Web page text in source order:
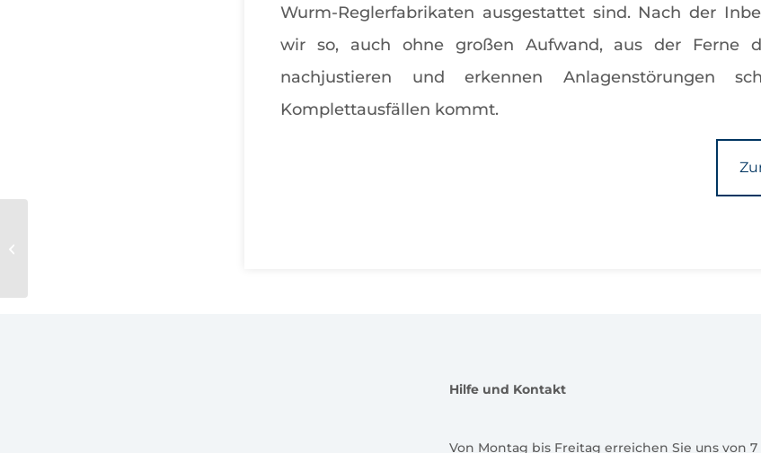
Wurm-Reglerfabrikaten ausgestattet sind. Nach der
wir so, auch ohne großen Aufwand, aus der Ferne
nachjustieren und erkennen Anlagenstörungen
Komplettausfällen kommt.
Hilfe und Kontakt
Von Montag bis Freitag erreichen Sie uns von 7